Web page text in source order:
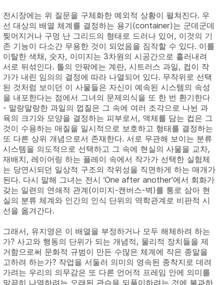
전시장에는 위 질문을 구체화한 예외적 상황이 펼쳐진다. 우
선 대상의 배열 체계를 결정하는 용기(container)는 군데군데
찢어지거나 구멍 난 그리드의 형태로 드러나 있어, 이것의 기
존 기능이 다소간 무용한 것이 되었음을 짐작할 수 있다. 이를
이탈한 색채, 숫자, 이미지는 3차원의 시공간으로 흘러내려
서로 뒤섞인다. 틀의 안팎에는 계란, 시트러스 과일, 컵이 작
가가 내린 임의의 결정에 따라 나열되어 있다. 무작위로 선택
된 것처럼 보이던 이 사물들은 자신이 예속된 시스템의 속성
을 내포한다는 점에서 그녀의 문제의식을 또 한 번 환기한다
- 말랑말랑한 과일의 껍질은 그 속에 여러 조각으로 나뉜 과
육의 크기와 모양을 결정하는 피부로서, 액체를 담는 컵은 그
것이 수용하는 매질을 일시적으로 보호하고 형태를 결정하는
또 다른 상위 개념으로서 존재한다. 서로 무관해 보이는 분류
시스템을 의도적으로 선택하고 그 속에 현실의 사물을 교차,
재배치, 레이어링 하는 플레이 속에서 작가가 선택한 실험체
는 당연시되던 일상적 구조의 작위성을 직면하게 하는 매개가
된다. 다시 말해 그녀는 전시 ‘One after another’에서 회화가
갖는 일련의 연쇄적 관계(이미지-캔버스-벽)를 통로 삼아 현
실의 분류 체계와 인간의 인식 단위의 역학관계로 비판적 시
선을 옮겨간다.
그래서, 유지영은 이 배열을 부정하거나 모두 해체하려 하는
가? 사고와 행동의 단위가 되는 개념적, 물리적 장치들을 제
거함으로써 문화적 규범이 만든 수많은 체계에 작은 종말을
고하려 하는가? 작업을 서둘러 의미의 영속된 종착지로 데려
가려는 우리의 의무감은 또 다른 언어적 프레임 안에 의미를
말끔히 나열하려는 오래된 관습을 되풀이하려는 것에 불과하